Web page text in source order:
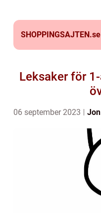
SHOPPINGSAJTEN.se
Leksaker för
06 september 2023